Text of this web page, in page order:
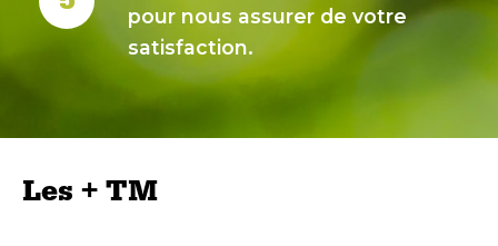
pour nous assurer de votre
satisfaction.
Les + TM